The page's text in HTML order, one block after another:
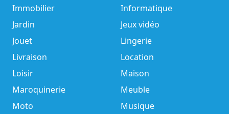
Immobilier
Informatique
Jardin
Jeux vidéo
Jouet
Lingerie
Livraison
Location
Loisir
Maison
Maroquinerie
Meuble
Moto
Musique